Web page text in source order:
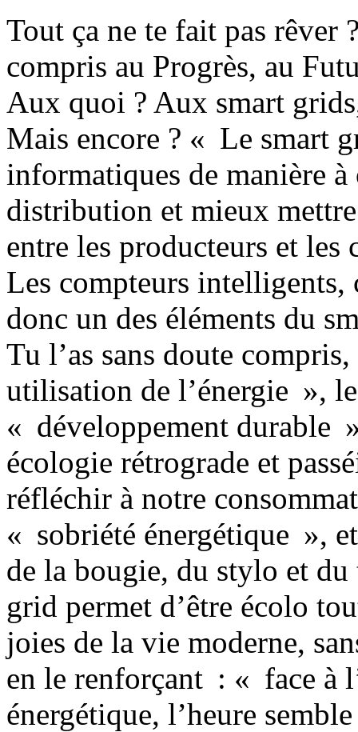
Tout ça ne te fait pas rêver
compris au Progrès, au
Aux quoi ? Aux smart
Mais encore ? « Le smart
informatiques de manière
distribution et mieux
entre les producteurs et
Les compteurs
donc un des éléments du
Tu l’as sans doute
utilisation de l’énergie »,
« développement durable
écologie rétrograde et
réfléchir à notre
« sobriété énergétique »,
de la bougie, du stylo et
grid permet d’être écolo
joies de la vie moderne,
en le renforçant : « face à
énergétique, l’heure